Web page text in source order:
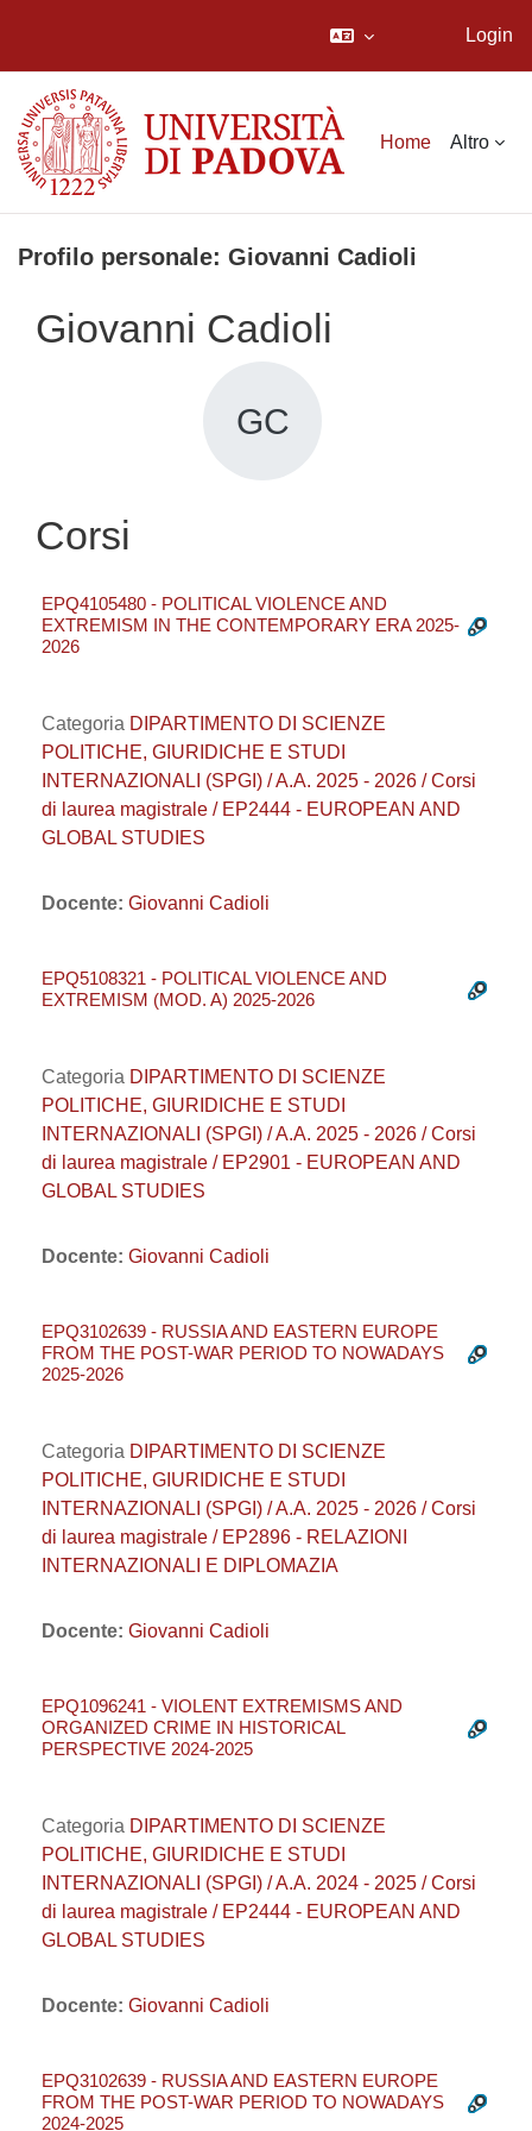
Login
Home Altro
Profilo personale: Giovanni Cadioli
Giovanni Cadioli
GC
Corsi
EPQ4105480 - POLITICAL VIOLENCE AND
EXTREMISM IN THE CONTEMPORARY ERA 2025-
2026
Categoria DIPARTIMENTO DI SCIENZE
POLITICHE, GIURIDICHE E STUDI
INTERNAZIONALI (SPGI) / A.A. 2025 - 2026 / Corsi
di laurea magistrale / EP2444 - EUROPEAN AND
GLOBAL STUDIES
Docente: Giovanni Cadioli
EPQ5108321 - POLITICAL VIOLENCE AND
EXTREMISM (MOD. A) 2025-2026
Categoria DIPARTIMENTO DI SCIENZE
POLITICHE, GIURIDICHE E STUDI
INTERNAZIONALI (SPGI) / A.A. 2025 - 2026 / Corsi
di laurea magistrale / EP2901 - EUROPEAN AND
GLOBAL STUDIES
Docente: Giovanni Cadioli
EPQ3102639 - RUSSIA AND EASTERN EUROPE
FROM THE POST-WAR PERIOD TO NOWADAYS
2025-2026
Categoria DIPARTIMENTO DI SCIENZE
POLITICHE, GIURIDICHE E STUDI
INTERNAZIONALI (SPGI) / A.A. 2025 - 2026 / Corsi
di laurea magistrale / EP2896 - RELAZIONI
INTERNAZIONALI E DIPLOMAZIA
Docente: Giovanni Cadioli
EPQ1096241 - VIOLENT EXTREMISMS AND
ORGANIZED CRIME IN HISTORICAL
PERSPECTIVE 2024-2025
Categoria DIPARTIMENTO DI SCIENZE
POLITICHE, GIURIDICHE E STUDI
INTERNAZIONALI (SPGI) / A.A. 2024 - 2025 / Corsi
di laurea magistrale / EP2444 - EUROPEAN AND
GLOBAL STUDIES
Docente: Giovanni Cadioli
EPQ3102639 - RUSSIA AND EASTERN EUROPE
FROM THE POST-WAR PERIOD TO NOWADAYS
2024-2025